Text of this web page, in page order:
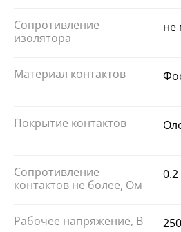
Сопротивление
изолятора
не
Материал контактов
Покрытие контактов
Сопротивление
контактов не более, Ом
0.2
Рабочее напряжение, В 250